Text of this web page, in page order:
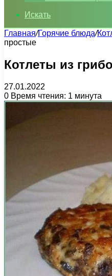
Искать
Главная/Горячие блюда/
простые
Котлеты из
27.01.2022
0 Время чтения: 1 минута